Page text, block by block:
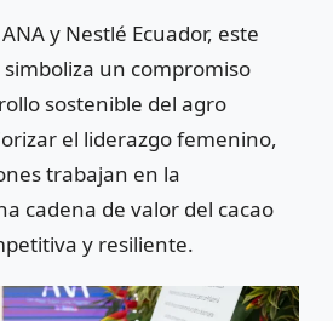
y Nestlé Ecuador, este
un compromiso
sostenible del agro
el liderazgo femenino,
trabajan en la
cadena de valor del cacao
y resiliente.